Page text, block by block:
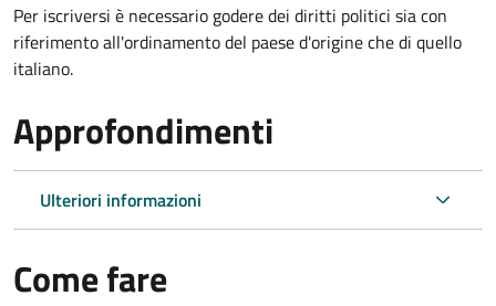
Per iscriversi è necessario godere dei diritti politici sia con
riferimento all'ordinamento del paese d'origine che di quello
italiano.
Approfondimenti
Ulteriori informazioni
Come fare